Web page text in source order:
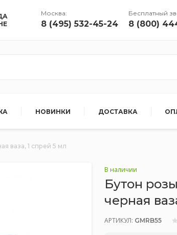
Москва:
8 (495) 532-45-24
Бесплатный
8 (800)
НОВИНКИ ДОСТАВКА
ваза, 1 спрей 5 мл
В наличии
Бутон
черная
АРТИКУЛ: GMRB55